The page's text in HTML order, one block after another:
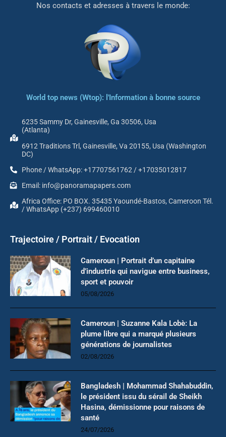
Nos contacts et adresses à travers le monde:
World top news (Wtop): l'Information à bonne source
6235 Sammy Dr, Gainesville, Ga 30506, Usa
(Atlanta)
6912 Traditions Trl, Gainesville, Va 20155, Usa (Washington
DC)
Phone / WhatsApp: +17707561762 / +17035012817
Email: info@panoramapapers.com
Africa Office: PO BOX. 35435 Yaoundé-Bastos, Cameroon Tél.
/ WhatsApp (+237) 699460010
Trajectoire / Portrait / Evocation
Cameroun | Portrait d’un capitaine
d’industrie qui navigue entre business,
sport et pouvoir
05/08/2026
Cameroun | Suzanne Kala Lobè: La
plume libre qui a marqué plusieurs
générations de journalistes
02/08/2026
Bangladesh | Mohammad Shahabuddin,
le président issu du sérail de Sheikh
Hasina, démissionne pour raisons de
santé
24/07/2026